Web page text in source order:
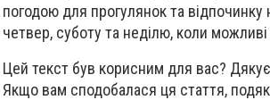
погодою для прогулянок та відпочинку
четвер, суботу та неділю, коли
Цей текст був корисним для вас?
Якщо вам сподобалася ця стаття,